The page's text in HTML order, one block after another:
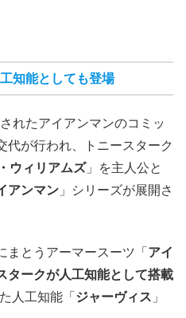
工知能としても登場
れたアイアンマンのコミッ
代が行われ、トニースターク
ウィリアムズ」を主人公と
アンマン 」シリーズが展開さ
まとうアーマースーツ「 アイ
タークが人工知能として搭載
人工知能「 ジャーヴィス 」